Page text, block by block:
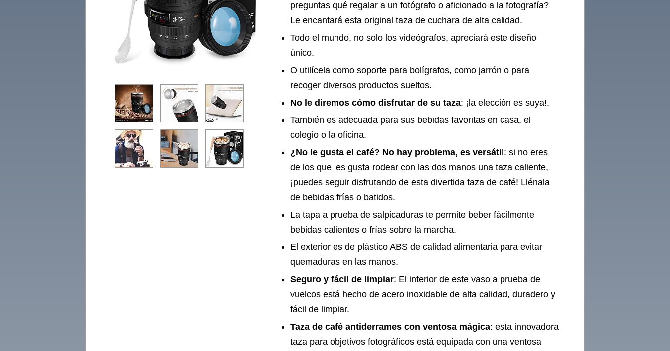
preguntas qué regalar a un fotógrafo o aficionado a la fotografía?
Le encantará esta original taza de cuchara de alta calidad.
Todo el mundo, no solo los videógrafos, apreciará este diseño
único.
O utilícela como soporte para bolígrafos, como jarrón o para
recoger diversos productos sueltos.
No le diremos cómo disfrutar de su taza: ¡la elección es suya!.
También es adecuada para sus bebidas favoritas en casa, el
colegio o la oficina.
¿No le gusta el café? No hay problema, es versátil : si no eres
de los que les gusta rodear con las dos manos una taza caliente,
¡puedes seguir disfrutando de esta divertida taza de café! Llénala
de bebidas frías o batidos.
La tapa a prueba de salpicaduras te permite beber fácilmente
bebidas calientes o frías sobre la marcha.
El exterior es de plástico ABS de calidad alimentaria para evitar
quemaduras en las manos.
Seguro y fácil de limpiar: El interior de este vaso a prueba de
vuelcos está hecho de acero inoxidable de alta calidad, duradero y
fácil de limpiar.
Taza de café antiderrames con ventosa mágica: esta innovadora
taza para objetivos fotográficos está equipada con una ventosa